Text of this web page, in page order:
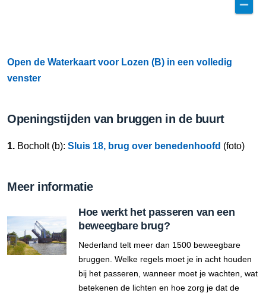
Open de Waterkaart voor Lozen (B) in een volledig
venster
Openingstijden van bruggen in de buurt
1. Bocholt (b): Sluis 18, brug over benedenhoofd (foto)
Meer informatie
Hoe werkt het passeren van een
beweegbare brug?
Nederland telt meer dan 1500 beweegbare
bruggen. Welke regels moet je in acht houden
bij het passeren, wanneer moet je wachten, wat
betekenen de lichten en hoe zorg je dat de